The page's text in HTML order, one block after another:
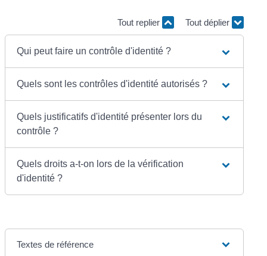
Tout replier Tout déplier
Qui peut faire un contrôle d'identité ?
Quels sont les contrôles d'identité autorisés ?
Quels justificatifs d'identité présenter lors du
contrôle ?
Quels droits a-t-on lors de la vérification
d'identité ?
Textes de référence